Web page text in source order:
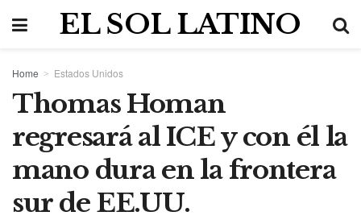
EL SOL LATINO
Home Estados Unidos
Thomas Homan
regresará al ICE y con él la
mano dura en la frontera
sur de EE.UU.